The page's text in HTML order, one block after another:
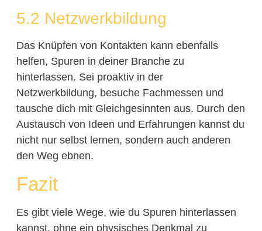
5.2 Netzwerkbildung
Das Knüpfen von Kontakten kann ebenfalls
helfen, Spuren in deiner Branche zu
hinterlassen. Sei proaktiv in der
Netzwerkbildung, besuche Fachmessen und
tausche dich mit Gleichgesinnten aus. Durch den
Austausch von Ideen und Erfahrungen kannst du
nicht nur selbst lernen, sondern auch anderen
den Weg ebnen.
Fazit
Es gibt viele Wege, wie du Spuren hinterlassen
kannst, ohne ein physisches Denkmal zu